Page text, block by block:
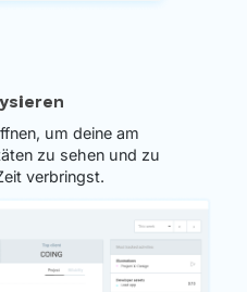
um deine am
zu sehen und zu
verbringst.